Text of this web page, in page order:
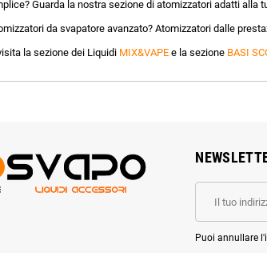
Guarda la nostra sezione di atomizzatori adatti alla
da svapatore avanzato? Atomizzatori dalle
la sezione dei Liquidi MIX&VAPE e la sezione BASI
Puoi annullare